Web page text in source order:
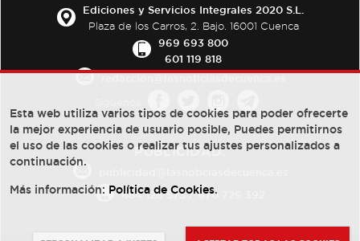
Ediciones y Servicios Integrales 2020 S.L.
Plaza de los Carros, 2. Bajo. 16001 Cuenca
969 693 800
601 119 818
PUBLICIDAD:
684 126 573/670 726 392
Esta web utiliza varios tipos de cookies para poder ofrecerte
la mejor experiencia de usuario posible, Puedes permitirnos
el uso de las cookies o realizar tus ajustes personalizados a
continuación.
Más información: Política de Cookies.